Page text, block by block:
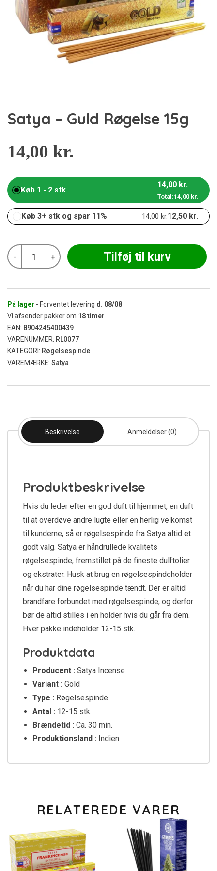
Satya – Guld Røgelse 15g
14,00 kr.
Køb 1 - 2 stk
14,00 kr.
Total:14,00 kr.
Køb 3+ stk og spar 11% 14,00kr.12,50 kr.
-
Satya
Guld
+ Tilføj til kurv
På lager - Forventet levering d. 08/08
Vi afsender pakker om 18timer
EAN: 8904245400439
VARENUMMER: RL0077
KATEGORI: Røgelsespinde
VAREMÆRKE: Satya
Beskrivelse Anmeldelser (0)
Produktbeskrivelse
Hvis du leder efter en god duft til hjemmet, en duft
til at overdøve andre lugte eller en herlig velkomst
til kunderne, så er røgelsespinde fra Satya altid et
godt valg. Satya er håndrullede kvalitets
røgelsespinde, fremstillet på de fineste dulftolier
og ekstrater. Husk at brug en røgelsespindeholder
når du har dine røgelsespinde tændt. Der er altid
brandfare forbundet med røgelsespinde, og derfor
bør de altid stilles i en holder hvis du går fra dem.
Hver pakke indeholder 12-15 stk.
Produktdata
Producent : Satya Incense
Variant : Gold
Type : Røgelsespinde
Antal : 12-15 stk.
Brændetid : Ca. 30 min.
Produktionsland : Indien
RELATEREDE VARER